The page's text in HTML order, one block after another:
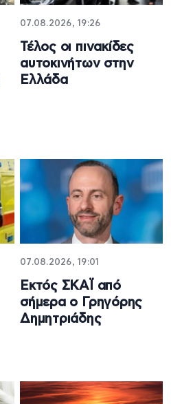
07.08.2026, 19:26
Τέλος οι πινακίδες
αυτοκινήτων στην
Ελλάδα
07.08.2026, 19:01
Εκτός ΣΚΑΪ από
σήμερα ο Γρηγόρης
Δημητριάδης